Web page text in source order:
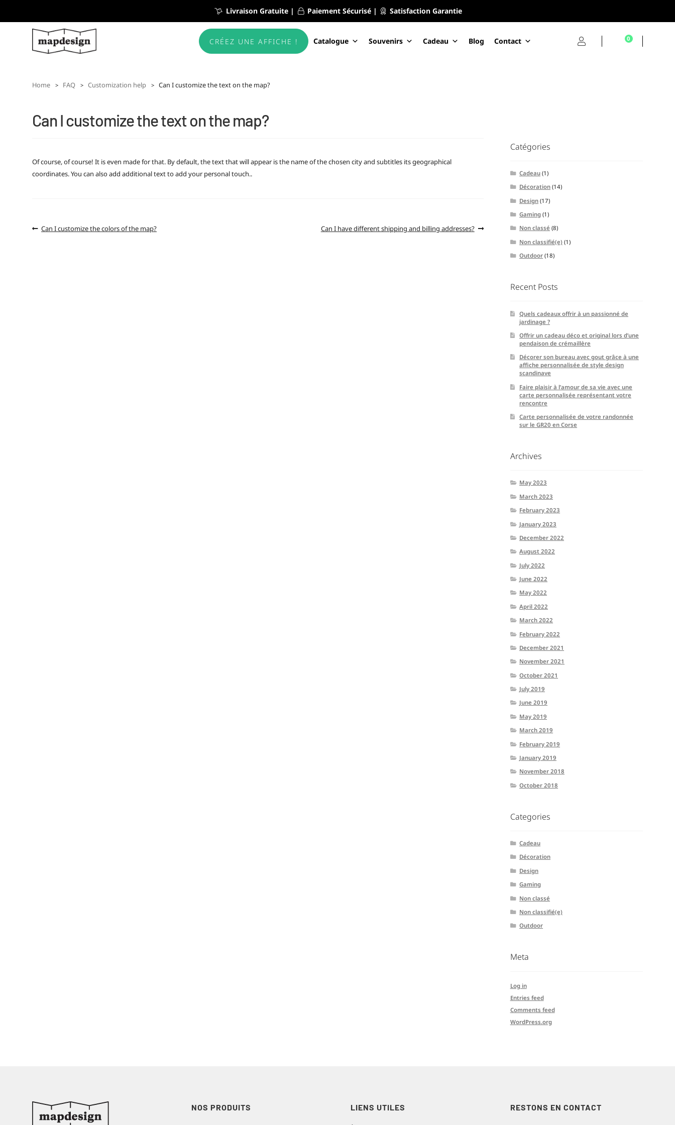
Livraison Gratuite | Paiement Sécurisé | Satisfaction Garantie
CRÉEZ UNE AFFICHE ! Catalogue Souvenirs Cadeau Blog Contact 0
Home FAQ Customization help Can I customize the text on the map?
Can I customize the text on the map?
Of course, of course! It is even made for that. By default, the text that will appear is the name of the chosen city and subtitles its geographical
coordinates. You can also add additional text to add your personal touch..
Can I customize the colors of the map? Can I have different shipping and billing addresses?
Catégories
Cadeau (1)
Décoration (14)
Design (17)
Gaming (1)
Non classé (8)
Non classifié(e) (1)
Outdoor (18)
Recent Posts
Quels cadeaux offrir à un passionné de
jardinage ?
Offrir un cadeau déco et original lors d’une
pendaison de crémaillère
Décorer son bureau avec gout grâce à une
affiche personnalisée de style design
scandinave
Faire plaisir à l’amour de sa vie avec une
carte personnalisée représentant votre
rencontre
Carte personnalisée de votre randonnée
sur le GR20 en Corse
Archives
May 2023
March 2023
February 2023
January 2023
December 2022
August 2022
July 2022
June 2022
May 2022
April 2022
March 2022
February 2022
December 2021
November 2021
October 2021
July 2019
June 2019
May 2019
March 2019
February 2019
January 2019
November 2018
October 2018
Categories
Cadeau
Décoration
Design
Gaming
Non classé
Non classifié(e)
Outdoor
Meta
Log in
Entries feed
Comments feed
WordPress.org
NOS PRODUITS LIENS UTILES RESTONS EN CONTACT